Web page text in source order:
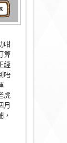
咁
算
經
唔
虎
月
，